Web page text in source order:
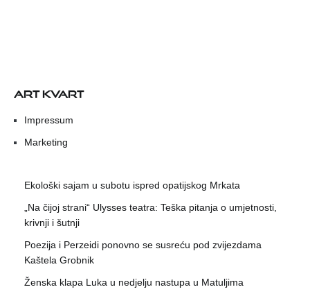
ART KVART
Impressum
Marketing
Ekološki sajam u subotu ispred opatijskog Mrkata
„Na čijoj strani“ Ulysses teatra: Teška pitanja o umjetnosti,
krivnji i šutnji
Poezija i Perzeidi ponovno se susreću pod zvijezdama
Kaštela Grobnik
Ženska klapa Luka u nedjelju nastupa u Matuljima